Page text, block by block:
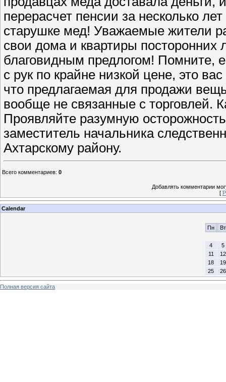
перерасчет пенсии за несколько
старушке мед! Уважаемые жители
свои дома и квартиры
благовидным предлогом! Помните,
с рук по крайне низкой цене, это
что предлагаемая для продажи
вообще не связанные с торговлей.
Проявляйте разумную
заместитель начальника
Ахтарскому району.
Всего комментариев: 0
Добавлять комментарии
[
Calendar
Пн
Вт
4
5
11
12
18
19
25
26
Полная версия сайта